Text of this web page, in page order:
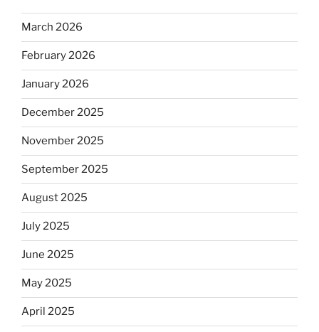
March 2026
February 2026
January 2026
December 2025
November 2025
September 2025
August 2025
July 2025
June 2025
May 2025
April 2025